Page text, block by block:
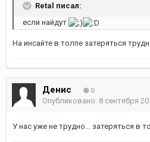
Retal писал:
если найдут
На инсайте в толпе затеряться
Денис 0
Опубликовано: 8 сентября
У нас уже не трудно... затеряться в